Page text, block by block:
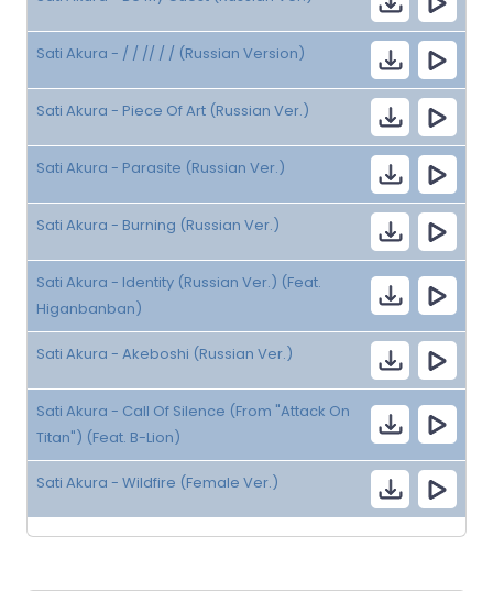
Sati Akura - / / // / / (Russian Version)
Sati Akura - Piece Of Art (Russian Ver.)
Sati Akura - Parasite (Russian Ver.)
Sati Akura - Burning (Russian Ver.)
Sati Akura - Identity (Russian Ver.) (Feat.
Higanbanban)
Sati Akura - Akeboshi (Russian Ver.)
Sati Akura - Call Of Silence (From "Attack On
Titan") (Feat. B-Lion)
Sati Akura - Wildfire (Female Ver.)